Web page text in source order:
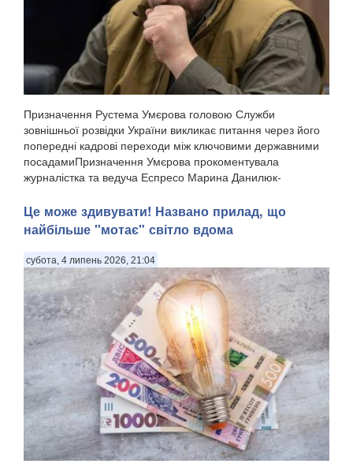
Призначення Рустема Умєрова головою Служби
зовнішньої розвідки України викликає питання через його
попередні кадрові переходи між ключовими державними
посадамиПризначення Умєрова прокоментувала
журналістка та ведуча Еспресо Марина Данилюк-
Це може здивувати! Названо прилад, що
найбільше "мотає" світло вдома
субота, 4 липень 2026, 21:04